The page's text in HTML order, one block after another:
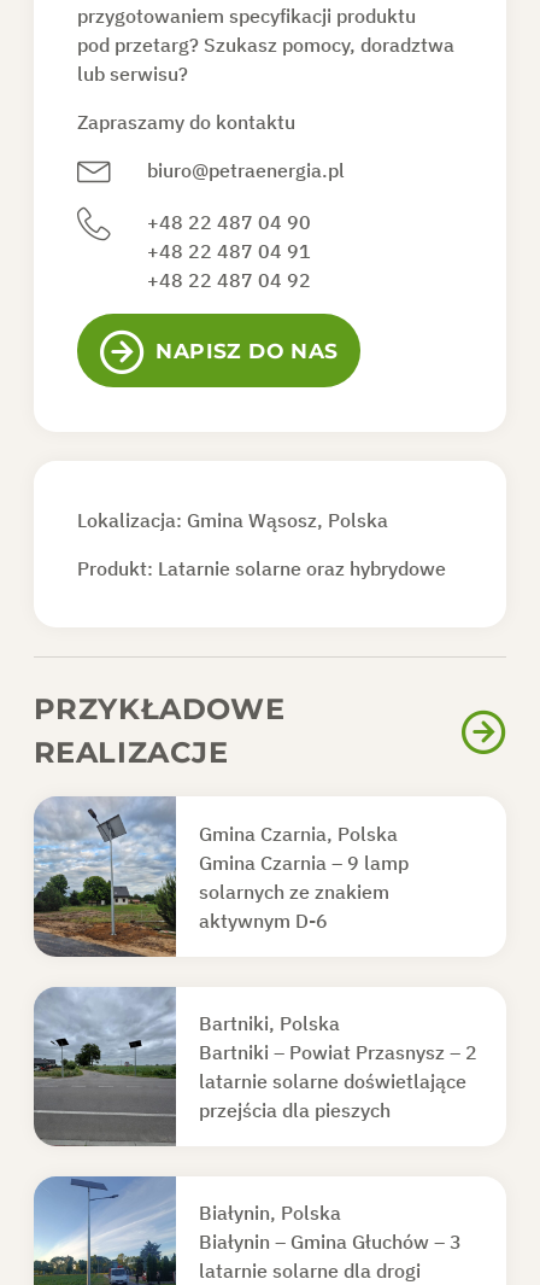
przygotowaniem specyfikacji produktu
pod przetarg? Szukasz pomocy, doradztwa
lub serwisu?
Zapraszamy do kontaktu
biuro@petraenergia.pl
+48 22 487 04 90
+48 22 487 04 91
+48 22 487 04 92
NAPISZ DO NAS
Lokalizacja: Gmina Wąsosz, Polska
Produkt: Latarnie solarne oraz hybrydowe
PRZYKŁADOWE
REALIZACJE
Gmina Czarnia, Polska
Gmina Czarnia – 9 lamp
solarnych ze znakiem
aktywnym D-6
Bartniki, Polska
Bartniki – Powiat Przasnysz – 2
latarnie solarne doświetlające
przejścia dla pieszych
Białynin, Polska
Białynin – Gmina Głuchów – 3
latarnie solarne dla drogi